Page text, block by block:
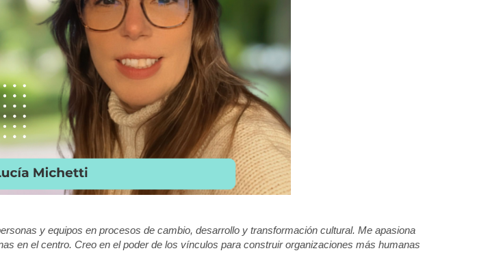
y equipos en procesos de cambio, desarrollo y transformación cultural. Me apasiona
en el centro. Creo en el poder de los vínculos para construir organizaciones más humanas